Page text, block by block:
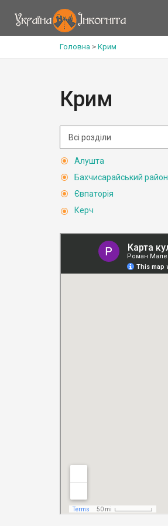
Головна > Крим
Крим
Алушта
Бахчисарайський район
Євпаторія
Керч